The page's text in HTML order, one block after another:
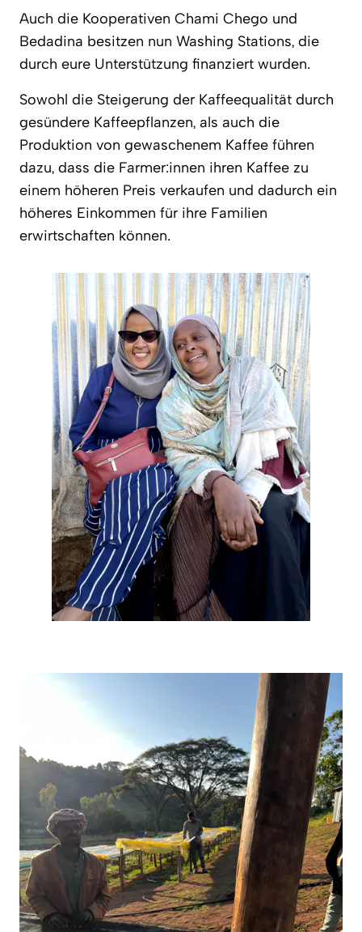
Auch die Kooperativen Chami Chego und
Bedadina besitzen nun Washing Stations, die
durch eure Unterstützung finanziert wurden.
Sowohl die Steigerung der Kaffeequalität durch
gesündere Kaffeepflanzen, als auch die
Produktion von gewaschenem Kaffee führen
dazu, dass die Farmer:innen ihren Kaffee zu
einem höheren Preis verkaufen und dadurch ein
höheres Einkommen für ihre Familien
erwirtschaften können.